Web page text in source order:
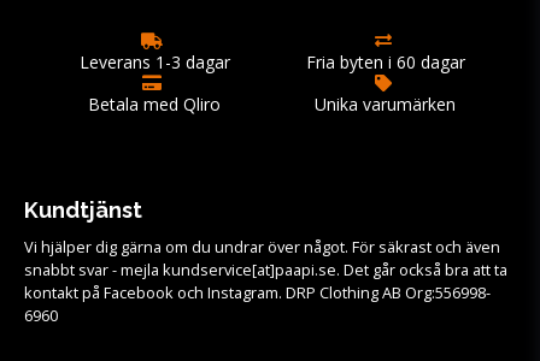
Leverans 1-3 dagar
Fria byten i 60 dagar
Betala med Qliro
Unika varumärken
Kundtjänst
Vi hjälper dig gärna om du undrar över något. För säkrast och även
snabbt svar - mejla kundservice[at]paapi.se. Det går också bra att ta
kontakt på Facebook och Instagram. DRP Clothing AB Org:556998-
6960